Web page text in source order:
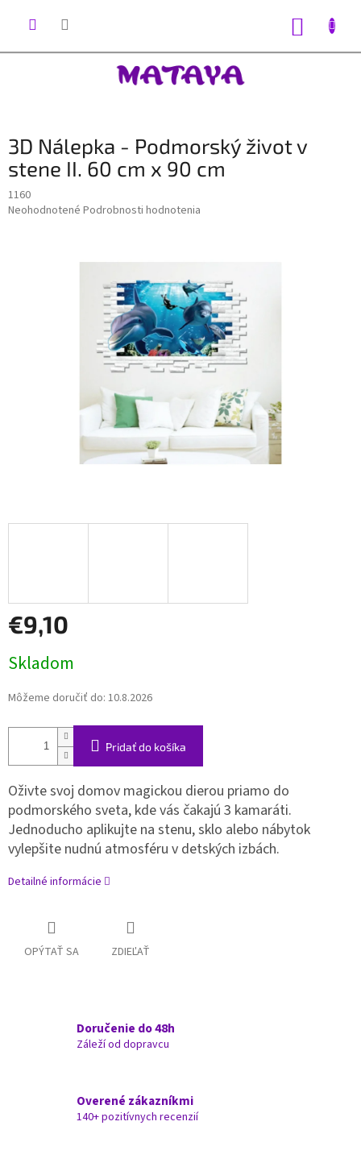
3D Nálepka - Podmorský život v
stene II. 60 cm x 90 cm
1160
Priemerné
Neohodnotené Podrobnosti hodnotenia
€9,10
cena:
Skladom
Môžeme doručiť do: 10.8.2026
Pridať do košíka
Oživte svoj domov magickou dierou priamo do
podmorského sveta, kde vás čakajú 3 kamaráti.
Jednoducho aplikujte na stenu, sklo alebo nábytok
vylepšite nudnú atmosféru v detských izbách.
Detailné informácie
OPÝTAŤ SA ZDIEĽAŤ
Doručenie do 48h
Záleží od dopravcu
Overené zákazníkmi
140+ pozitívnych recenzií